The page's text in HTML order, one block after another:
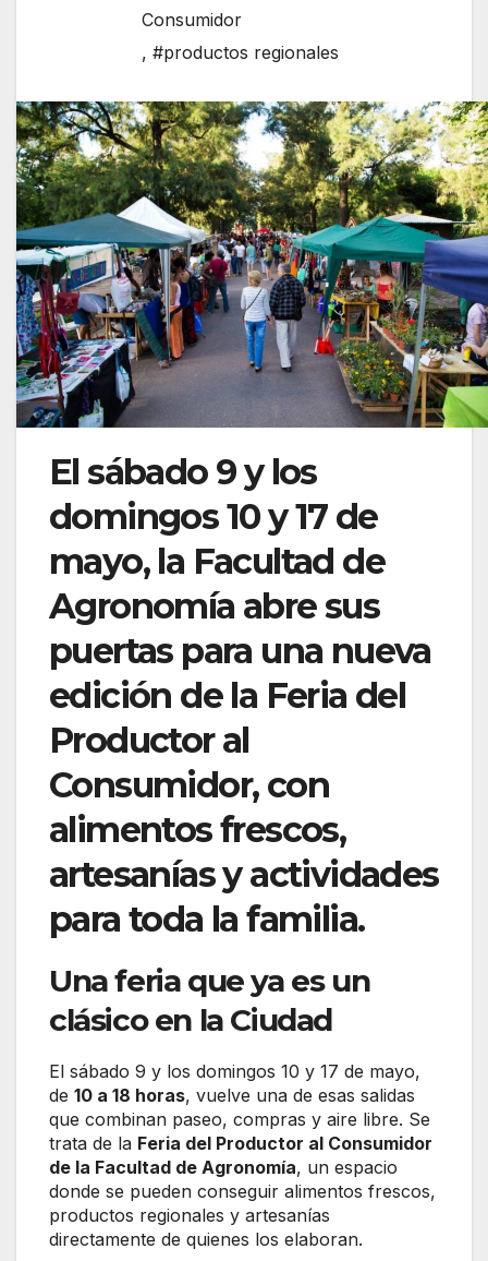
Consumidor
, #productos regionales
El sábado 9 y los
domingos 10 y 17 de
mayo, la Facultad de
Agronomía abre sus
puertas para una nueva
edición de la Feria del
Productor al
Consumidor, con
alimentos frescos,
artesanías y actividades
para toda la familia.
Una feria que ya es un
clásico en la Ciudad
El sábado 9 y los domingos 10 y 17 de mayo,
de 10 a 18 horas, vuelve una de esas salidas
que combinan paseo, compras y aire libre. Se
trata de la Feria del Productor al Consumidor
de la Facultad de Agronomía, un espacio
donde se pueden conseguir alimentos frescos,
productos regionales y artesanías
directamente de quienes los elaboran.